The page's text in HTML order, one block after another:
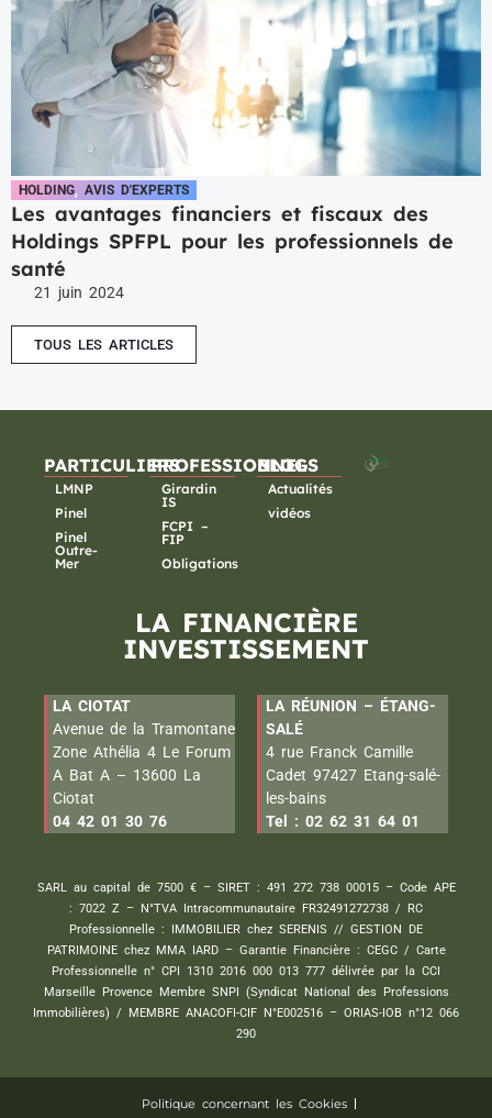
HOLDING, AVIS D'EXPERTS
Les avantages financiers et fiscaux des
Holdings SPFPL pour les professionnels de
santé
21 juin 2024
TOUS LES ARTICLES
PARTICULIERS
LMNP
Pinel
Pinel
Outre-
Mer
PROFESSIONNELS
Girardin
IS
FCPI –
FIP
Obligations
BLOG
Actualités
vidéos
LA FINANCIÈRE
INVESTISSEMENT
LA CIOTAT
Avenue de la Tramontane
Zone Athélia 4 Le Forum
A Bat A – 13600 La
Ciotat
04 42 01 30 76
LA RÉUNION – ÉTANG-
SALÉ
4 rue Franck Camille
Cadet 97427 Etang-salé-
les-bains
Tel : 02 62 31 64 01
SARL au capital de 7500 € – SIRET : 491 272 738 00015 – Code APE
: 7022 Z – N°TVA Intracommunautaire FR32491272738 / RC
Professionnelle : IMMOBILIER chez SERENIS // GESTION DE
PATRIMOINE chez MMA IARD – Garantie Financière : CEGC / Carte
Professionnelle n° CPI 1310 2016 000 013 777 délivrée par la CCI
Marseille Provence Membre SNPI (Syndicat National des Professions
Immobilières) / MEMBRE ANACOFI-CIF N°E002516 – ORIAS-IOB n°12 066
290
Politique concernant les Cookies